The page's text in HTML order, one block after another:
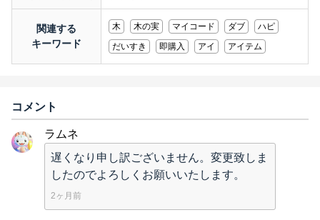
関連する
キーワード
木 木の実 マイコード ダブ
ハピ
だいすき
即購入 アイ アイテム
コメント
ラムネ
遅くなり申し訳ございません。変更致しま
したのでよろしくお願いいたします。
2ヶ月前